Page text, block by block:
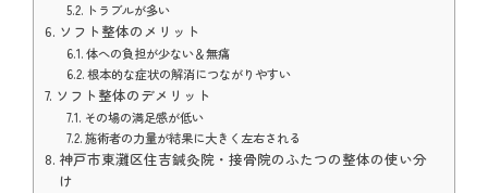
トラブルが多い
ソフト整体のメリット
体への負担が少ない＆無痛
根本的な症状の解消につながりやすい
ソフト整体のデメリット
その場の満足感が低い
施術者の力量が結果に大きく左右される
神戸市東灘区住吉鍼灸院・接骨院のふたつの整体の使い分
け